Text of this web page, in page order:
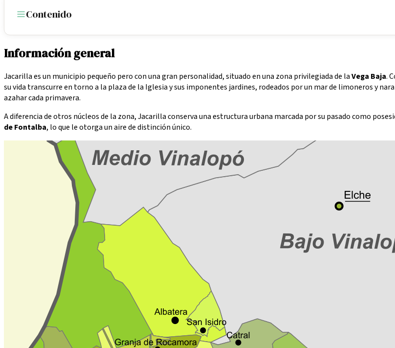
Contenido
Información general
Jacarilla es un municipio pequeño pero con una gran personalidad, situado en una zona privilegiada de laVega Baja.
su vida transcurre en torno a la plaza de la Iglesia y sus imponentes jardines, rodeados por un mar de limoneros y
azahar cada primavera.
A diferencia de otros núcleos de la zona, Jacarilla conserva una estructura urbana marcada por su pasado como
de Fontalba, lo que le otorga un aire de distinción único.